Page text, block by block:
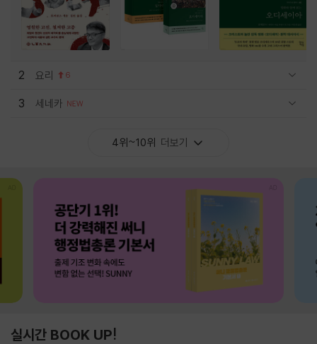
2 요리 6
3 세네카
4위~10위 더보기
실시간 BOOK UP!